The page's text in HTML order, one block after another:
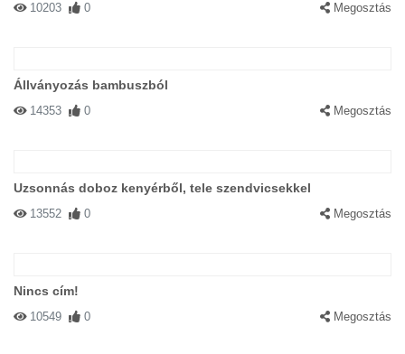
10203 0 Megosztás
Állványozás bambuszból
14353 0 Megosztás
Uzsonnás doboz kenyérből, tele szendvicsekkel
13552 0 Megosztás
Nincs cím!
10549 0 Megosztás